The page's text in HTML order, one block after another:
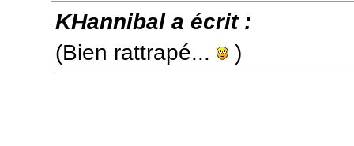
KHannibal a écrit :
(Bien rattrapé...
)